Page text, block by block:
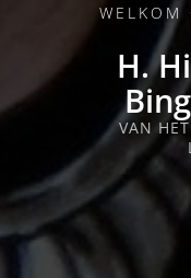
WELKOM
H.
VAN